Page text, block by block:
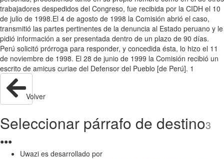
trabajadores despedidos del Congreso, fue recibida por la CIDH el 10
de julio de 1998.El 4 de agosto de 1998 la Comisión abrió el caso,
transmitió las partes pertinentes de la denuncia al Estado peruano y le
pidió información a ser presentada dentro de un plazo de 90 días.
Perú solicitó prórroga para responder, y concedida ésta, lo hizo el 11
de noviembre de 1998. El 28 de junio de 1999 la Comisión recibió un
escrito de amicus curiae del Defensor del Pueblo [de Perú]. 1
Volver
Seleccionar párrafo de destino3
●●●
Uwazi es desarrollado por